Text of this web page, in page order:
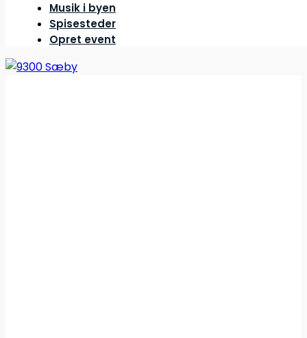
Musik i byen
Spisesteder
Opret event